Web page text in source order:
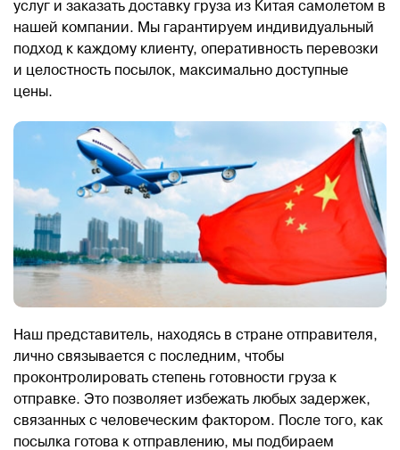
услуг и заказать доставку груза из Китая самолетом в
нашей компании. Мы гарантируем индивидуальный
подход к каждому клиенту, оперативность перевозки
и целостность посылок, максимально доступные
цены.
Наш представитель, находясь в стране отправителя,
лично связывается с последним, чтобы
проконтролировать степень готовности груза к
отправке. Это позволяет избежать любых задержек,
связанных с человеческим фактором. После того, как
посылка готова к отправлению, мы подбираем